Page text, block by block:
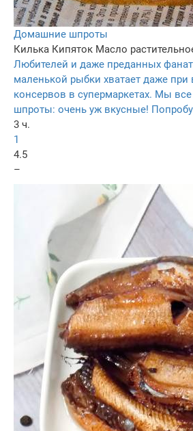
Домашние шпроты
Килька Кипяток Масло
Любителей и даже преданных
маленькой рыбки хватает даже при
консервов в супермаркетах. Мы
шпроты: очень уж вкусные!
3 ч.
1
4.5
–